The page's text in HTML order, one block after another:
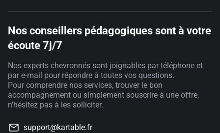
Nos conseillers pédagogiques sont à votre
écoute 7j/7
Nos experts chevronnés sont joignables par téléphone et
par e-mail pour répondre à toutes vos questions.
Pour comprendre nos services, trouver le bon
accompagnement ou simplement souscrire à une offre,
n'hésitez pas à les solliciter.
support@kartable.fr